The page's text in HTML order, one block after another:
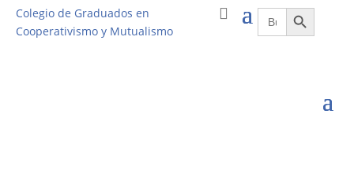
Colegio de Graduados en
Cooperativismo y Mutualismo
Buscar:Botón de búsqueda